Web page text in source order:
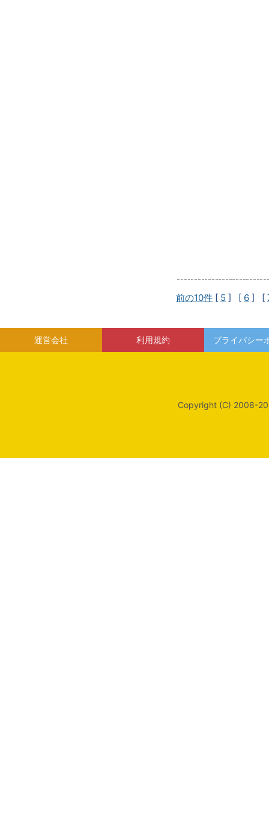
前の10件 [ 5 ] [ 6 ] [
運営会社 利用規約 プライバシー
Copyright (C) 2008-